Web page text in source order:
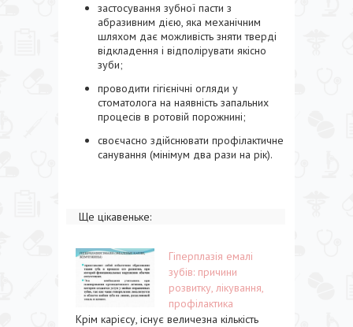
застосування зубної пасти з
абразивним дією, яка механічним
шляхом дає можливість зняти тверді
відкладення і відполірувати якісно
зуби;
проводити гігієнічні огляди у
стоматолога на наявність запальних
процесів в ротовій порожнині;
своєчасно здійснювати профілактичне
санування (мінімум два рази на рік).
Ще цікавеньке:
Гіперплазія емалі
зубів: причини
розвитку, лікування,
профілактика
Крім карієсу, існує величезна кількість